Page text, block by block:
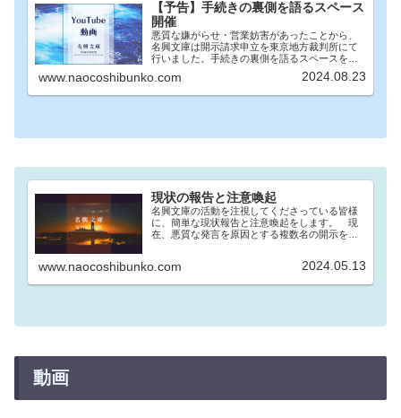
【予告】手続きの裏側を語るスペース
開催
悪質な嫌がらせ・営業妨害があったことから、
名興文庫は開示請求申立を東京地方裁判所にて
行いました。手続きの裏側を語るスペースを開
催いたします。令和6年8月31日（土） 20時〜
開催場所：名興文庫公式Xアカウントご都合よろ
しければお聞きください...
www.naocoshibunko.com 2024.08.23
現状の報告と注意喚起
名興文庫の活動を注視してくださっている皆様
に、簡単な現状報告と注意喚起をします。 現
在、悪質な発言を原因とする複数名の開示を進
届いているはずですが、その事実...
www.naocoshibunko.com 2024.05.13
動画